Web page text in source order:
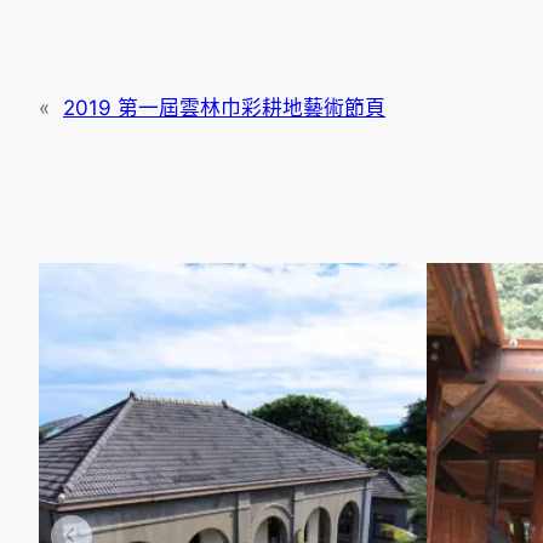
« 2019 第一屆雲林巾彩耕地藝術節頁